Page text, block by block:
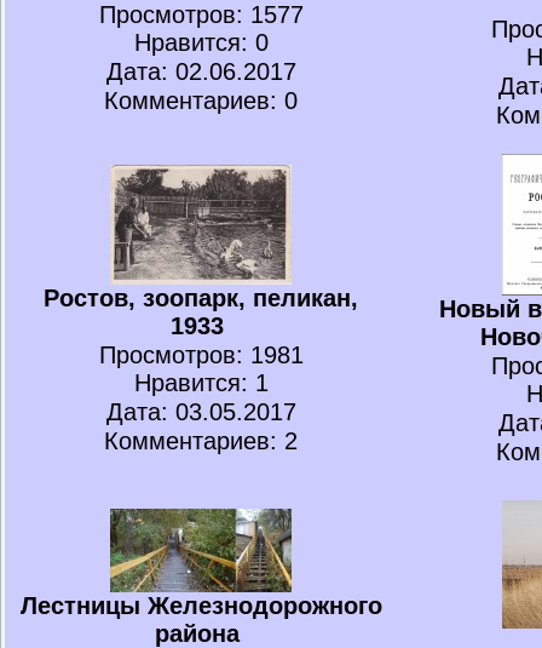
Просмотров: 1577
Нравится: 0
Дата: 02.06.2017
Комментариев: 0
Ростов, зоопарк, пеликан,
1933
Просмотров: 1981
Нравится: 1
Дата: 03.05.2017
Комментариев: 2
Новый
Лестницы Железнодорожного
района